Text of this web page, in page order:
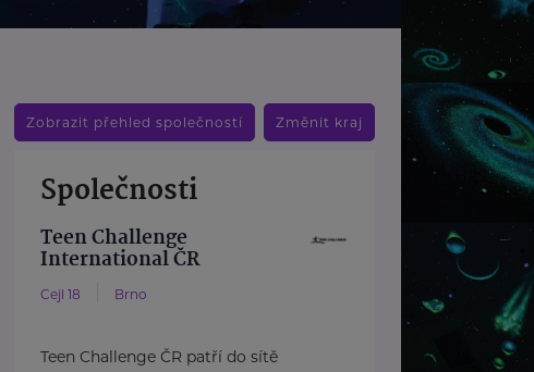
Zobrazit přehled společností Změnit kraj
Společnosti
Teen Challenge
International ČR
Cejl 18 Brno
Teen Challenge ČR patří do sítě